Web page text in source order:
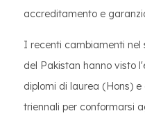
accreditamento e
I recenti cambiamenti nel
del Pakistan hanno visto
diplomi di laurea (Hons)
triennali per conformarsi